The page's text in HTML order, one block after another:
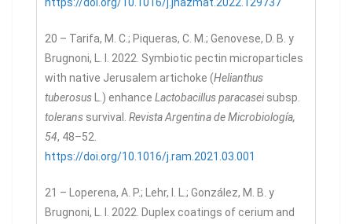
20 – Tarifa, M. C.; Piqueras, C. M.; Genovese, D. B. y
Brugnoni, L. I. 2022. Symbiotic pectin microparticles
with native Jerusalem artichoke (Helianthus
tuberosus L.) enhance Lactobacillus paracasei subsp.
tolerans survival. Revista Argentina de Microbiología,
54, 48–52.
https://doi.org/10.1016/j.ram.2021.03.001
21 – Loperena, A. P.; Lehr, I. L.; González, M. B. y
Brugnoni, L. I. 2022. Duplex coatings of cerium and